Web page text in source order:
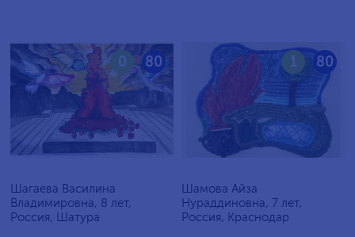
80
0
Шагаева Василина
Владимировна, 8 лет,
Россия, Шатура
80
1
Шамова Айза
Нураддиновна, 7 лет,
Россия, Краснодар